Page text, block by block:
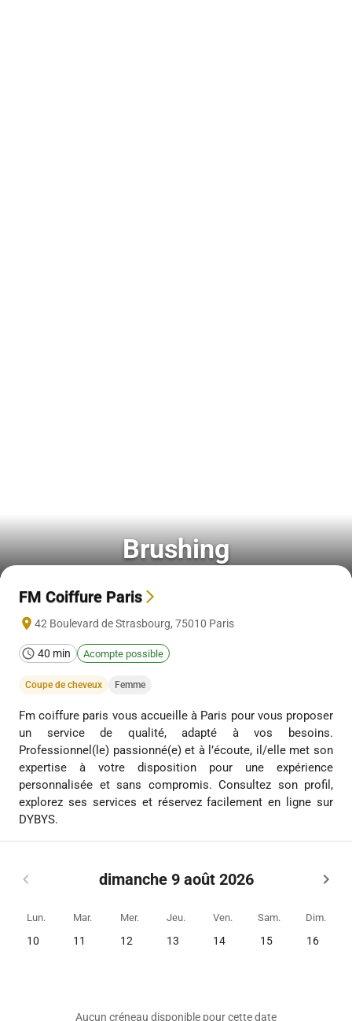
Brushing
FM Coiffure Paris
42 Boulevard de Strasbourg, 75010 Paris
40 min Acompte possible
Coupe de cheveux Femme
Fm coiffure paris vous accueille à Paris pour vous proposer
un service de qualité, adapté à vos besoins.
Professionnel(le) passionné(e) et à l’écoute, il/elle met son
expertise à votre disposition pour une expérience
personnalisée et sans compromis. Consultez son profil,
explorez ses services et réservez facilement en ligne sur
DYBYS.
dimanche 9 août 2026
Lun.
10
Mar.
11
Mer.
12
Jeu.
13
Ven.
14
Sam.
15
Dim.
16
Aucun créneau disponible pour cette date